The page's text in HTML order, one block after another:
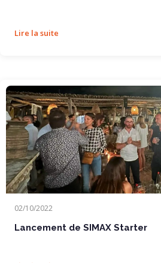
Lire la suite
02/10/2022
Lancement de SIMAX Starter